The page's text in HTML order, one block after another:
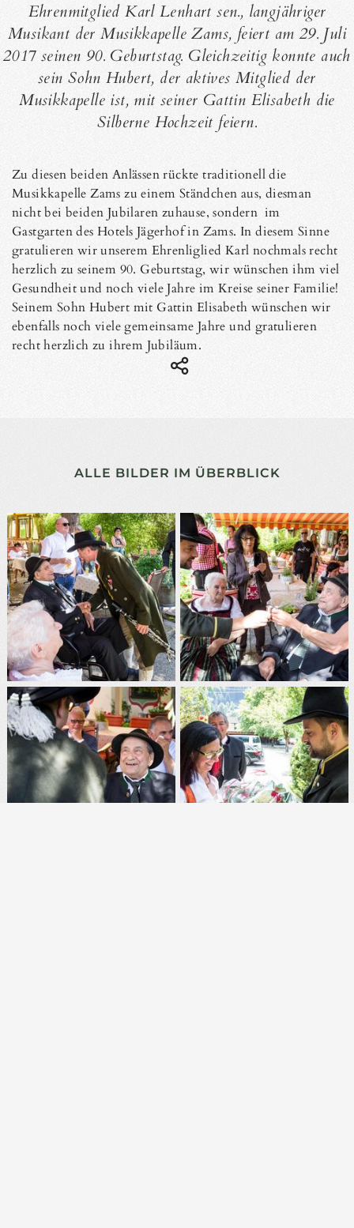
Ehrenmitglied Karl Lenhart sen., langjähriger
Musikant der Musikkapelle Zams, feiert am 29. Juli
2017 seinen 90. Geburtstag. Gleichzeitig konnte auch
sein Sohn Hubert, der aktives Mitglied der
Musikkapelle ist, mit seiner Gattin Elisabeth die
Silberne Hochzeit feiern.
Zu diesen beiden Anlässen rückte traditionell die
Musikkapelle Zams zu einem Ständchen aus, diesman
nicht bei beiden Jubilaren zuhause, sondern im
Gastgarten des Hotels Jägerhof in Zams. In diesem Sinne
gratulieren wir unserem Ehrenliglied Karl nochmals recht
herzlich zu seinem 90. Geburtstag, wir wünschen ihm viel
Gesundheit und noch viele Jahre im Kreise seiner Familie!
Seinem Sohn Hubert mit Gattin Elisabeth wünschen wir
ebenfalls noch viele gemeinsame Jahre und gratulieren
recht herzlich zu ihrem Jubiläum.
ALLE BILDER IM ÜBERBLICK